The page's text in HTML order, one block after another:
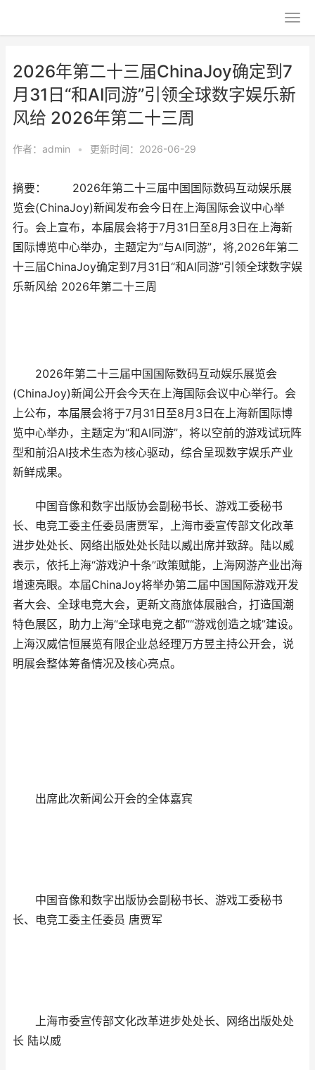
2026年第二十三届ChinaJoy确定到7
月31日“和AI同游”引领全球数字娱乐新
风给 2026年第二十三周
作者： admin • 更新时间：2026-06-29
摘要： 2026年第二十三届中国国际数码互动娱乐展
览会(ChinaJoy)新闻发布会今日在上海国际会议中心举
行。会上宣布，本届展会将于7月31日至8月3日在上海新
国际博览中心举办，主题定为“与AI同游”，将,2026年第二
十三届ChinaJoy确定到7月31日“和AI同游”引领全球数字娱
乐新风给 2026年第二十三周
2026年第二十三届中国国际数码互动娱乐展览会
(ChinaJoy)新闻公开会今天在上海国际会议中心举行。会
上公布，本届展会将于7月31日至8月3日在上海新国际博
览中心举办，主题定为“和AI同游”，将以空前的游戏试玩阵
型和前沿AI技术生态为核心驱动，综合呈现数字娱乐产业
新鲜成果。
中国音像和数字出版协会副秘书长、游戏工委秘书
长、电竞工委主任委员唐贾军，上海市委宣传部文化改革
进步处处长、网络出版处处长陆以威出席并致辞。陆以威
表示，依托上海“游戏沪十条”政策赋能，上海网游产业出海
增速亮眼。本届ChinaJoy将举办第二届中国国际游戏开发
者大会、全球电竞大会，更新文商旅体展融合，打造国潮
特色展区，助力上海“全球电竞之都”“游戏创造之城”建设。
上海汉威信恒展览有限企业总经理万方昱主持公开会，说
明展会整体筹备情况及核心亮点。
出席此次新闻公开会的全体嘉宾
中国音像和数字出版协会副秘书长、游戏工委秘书
长、电竞工委主任委员 唐贾军
上海市委宣传部文化改革进步处处长、网络出版处处
长 陆以威